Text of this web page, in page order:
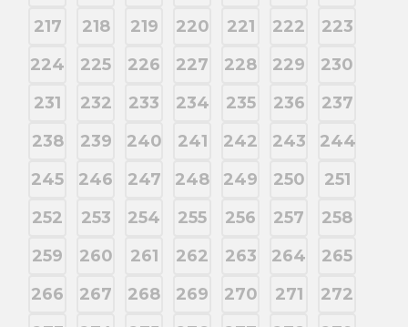
217
218 219 220 221 222
223
224
225 226 227 228 229
230
231
232 233 234 235 236
237
238
239 240 241 242 243
244
245
246 247 248 249 250
251
252
253 254 255 256 257
258
259
260 261 262 263 264
265
266
267 268 269 270 271
272